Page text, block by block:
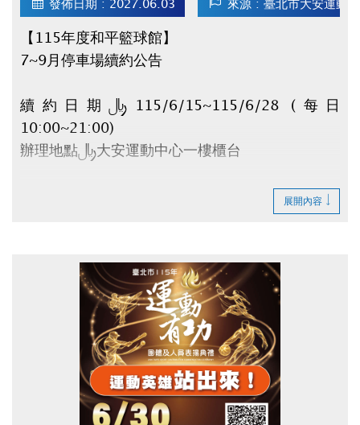
發佈日期 : 2027.06.03 來源 : 臺北市大安運動
【115年度和平籃球館】
7~9月停車場續約公告
續約日期：115/6/15~115/6/28 (每日
10:00~21:00)
辦理地點：大安運動中心一樓櫃台
3.租金(全日$6,500元/月、日間$5,000元/月)
逾時視同放棄。
如有剩餘車位將於6/30公告。
辦理退租時程：115/7/1~7/10 (每日
10:00~20:00)
展開內容